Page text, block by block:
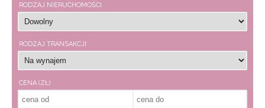
RODZAJ NIERUCHOMOŚCI
RODZAJ TRANSAKCJI
CENA (ZŁ)